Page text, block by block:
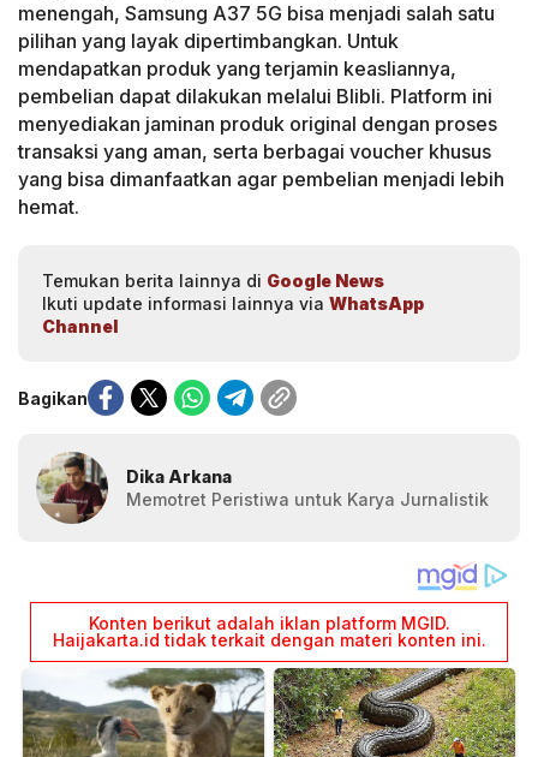
menengah, Samsung A37 5G bisa menjadi salah satu
pilihan yang layak dipertimbangkan. Untuk
mendapatkan produk yang terjamin keasliannya,
pembelian dapat dilakukan melalui Blibli. Platform ini
menyediakan jaminan produk original dengan proses
transaksi yang aman, serta berbagai voucher khusus
yang bisa dimanfaatkan agar pembelian menjadi lebih
hemat.
Temukan berita lainnya di Google News
Ikuti update informasi lainnya via WhatsApp
Channel
Bagikan
Dika Arkana
Memotret Peristiwa untuk Karya Jurnalistik